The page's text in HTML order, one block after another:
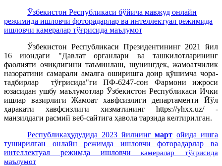
Ўзбекистон Республикаси бўйича мавжуд онлайн
режимида ишловчи фоторадарлар ва интеллектуал режимида
ишловчи камералар тўғрисида маълумот
Ўзбекистон Республикаси Президентининг 2021 йил
16 июндаги "Давлат органлари ва ташкилотларининг
фаолияти очиқлигини таъминлаш, шунингдек, жамоатчилик
назоратини самарали амалга оширишга доир қўшимча чора-
тадбирлар тўғрисида"ги ПФ-6247-сон Фармони ижроси
юзасидан ушбу маълумотлар Ўзбекистон Республикаси Ички
ишлар вазирлиги Жамоат хавфсизлиги департаменти Йўл
ҳаракати хавфсизлиги хизматининг https://yhxx.uz/ -
манзилдаги расмий веб-сайтига ҳавола тарзида келтирилган.
Республикаҳудудида 2023 йилнингмарт ойида ишга
туширилган онлайн режимда ишловчи фоторадарлар ва
интеллектуал режимда
ишловчи
камералар тўғрисида
маълумот